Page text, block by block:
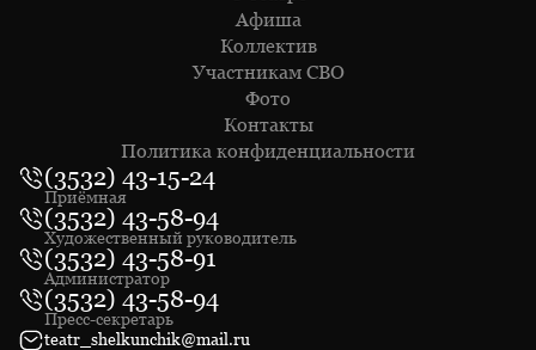
Афиша
Коллектив
Участникам СВО
Фото
Контакты
Политика конфиденциальности
(3532) 43-15-24
Приёмная
(3532) 43-58-94
Художественный руководитель
(3532) 43-58-91
Администратор
(3532) 43-58-94
Пресс-секретарь
teatr_shelkunchik@mail.ru